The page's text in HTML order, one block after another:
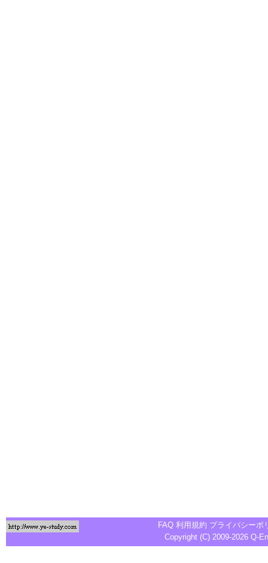
FAQ 利用規約 プライバシーポ
Copyright (C) 2009-2026 Q-